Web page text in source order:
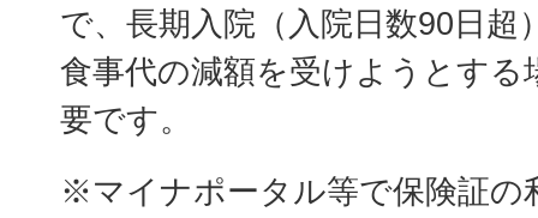
で、長期入院（入院日数90日超
食事代の減額を受けようとする
要です。
※マイナポータル等で保険証の